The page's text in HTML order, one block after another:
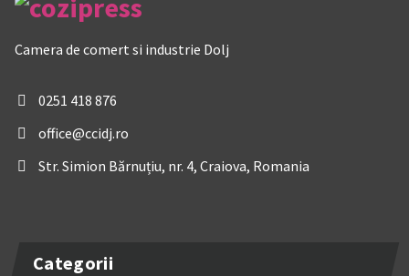
Camera de comert si industrie Dolj
0251 418 876
office@ccidj.ro
Str. Simion Bărnuțiu, nr. 4, Craiova, Romania
Categorii